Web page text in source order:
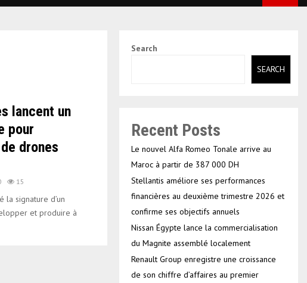
lancent un
pour
drones
15
la signature d’un
et produire à
Search
SEARCH
Recent Posts
Le nouvel Alfa Romeo Tonale arrive au
Maroc à partir de 387 000 DH
Stellantis améliore ses performances
financières au deuxième trimestre 2026 et
confirme ses objectifs annuels
Nissan Égypte lance la commercialisation
du Magnite assemblé localement
Renault Group enregistre une croissance
de son chiffre d’affaires au premier